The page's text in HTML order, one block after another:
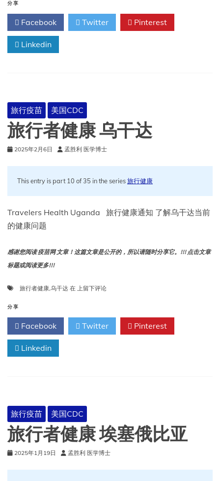
苗
分享
Facebook Twitter Pinterest
Linkedin
旅行疫苗 美国CDC
旅行者健康 乌干达
2025年2月6日 孟胜利 医学博士
This entry is part 10 of 35 in the series旅行健康
Travelers Health Uganda 旅行健康通知 了解乌干达当前
的健康问题
感谢您阅读 疫苗网 文章！这篇文章是公开的，所以请随时分享它。!!! 点击文章
标题或阅读更多!!!
旅行者健康,乌干达 在 旅
健
康
乌
上留下评论
分享
Facebook Twitter Pinterest
Linkedin
旅行疫苗 美国CDC
旅行者健康 埃塞俄比亚
2025年1月19日 孟胜利 医学博士